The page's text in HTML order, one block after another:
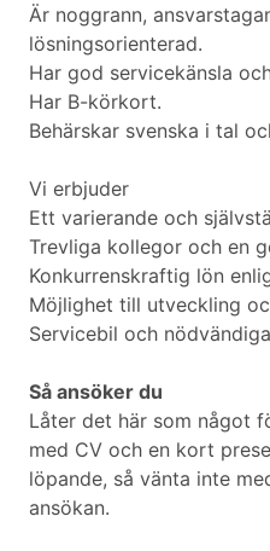
Är noggrann,
lösningsorienterad.
Har god servicekänsla
Har B-körkort.
Behärskar svenska i tal
Vi erbjuder
Ett varierande och
Trevliga kollegor och en
Konkurrenskraftig lön
Möjlighet till utveckling
Servicebil och
Så ansöker du
Låter det här som något
med CV och en kort
löpande, så vänta inte
ansökan.